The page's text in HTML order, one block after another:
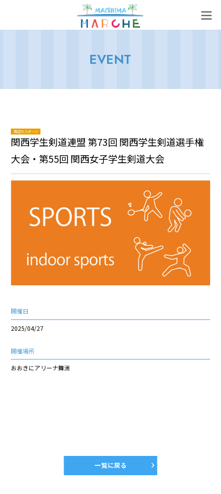
EVENT
周辺のスポーツ
関西学生剣道連盟 第73回 関西学生剣道選手権
大会・第55回 関西女子学生剣道大会
開催日
2025/04/27
開催場所
おおきにアリーナ舞洲
一覧に戻る